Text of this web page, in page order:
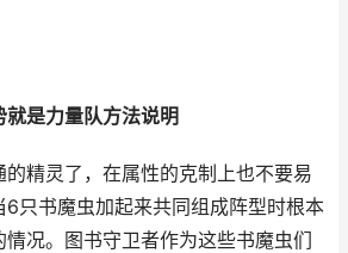
是力量队方法说明
精灵了，在属性的克制上也不要易
只书魔虫加起来共同组成阵型时根本
况。图书守卫者作为这些书魔虫们